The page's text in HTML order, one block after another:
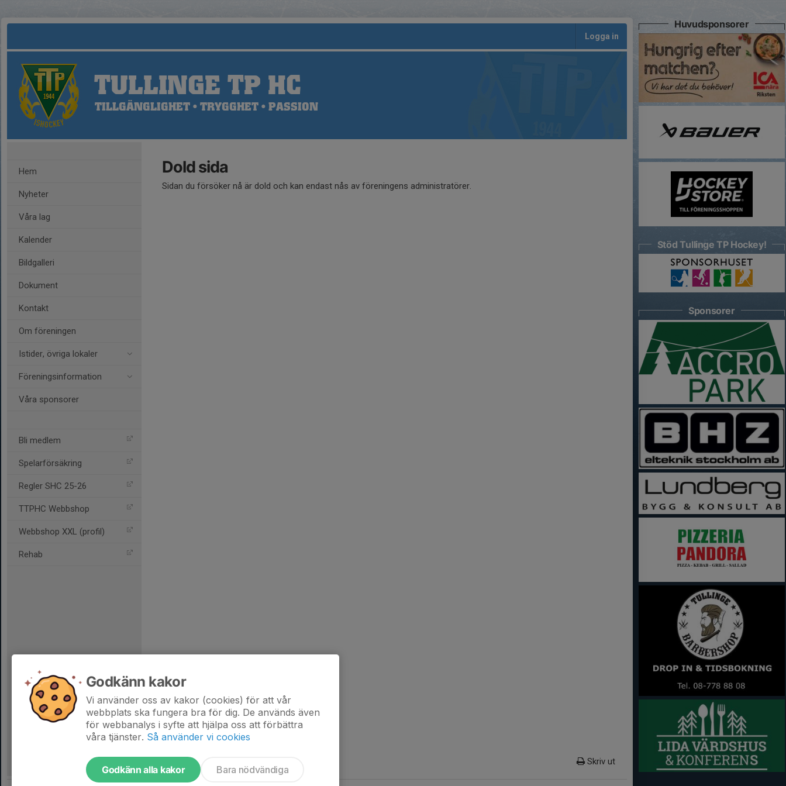
Logga in
TULLINGE TP HC
TILLGÄNGLIGHET • TRYGGHET • PASSION
Hem
Nyheter
Våra lag
Kalender
Bildgalleri
Dokument
Kontakt
Om föreningen
Istider, övriga lokaler
Föreningsinformation
Våra sponsorer
Bli medlem
Spelarförsäkring
Regler SHC 25-26
TTPHC Webbshop
Webbshop XXL (profil)
Rehab
Dold sida
Sidan du försöker nå är dold och kan endast nås av föreningens administratörer.
Skriv ut
Huvudsponsorer
Stöd Tullinge TP Hockey!
Sponsorer
Godkänn kakor
Vi använder oss av kakor (cookies) för att vår
webbplats ska fungera bra för dig. De används även
för webbanalys i syfte att hjälpa oss att förbättra
våra tjänster. Så använder vi cookies
Godkänn alla kakor Bara nödvändiga